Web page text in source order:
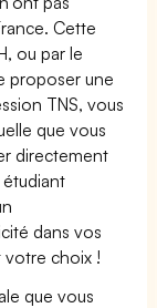
Cette
ou par le
proposer une
TNS, vous
que vous
directement
dans vos
votre choix !
que vous